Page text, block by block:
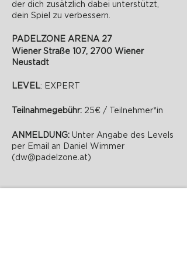
der dich zusätzlich dabei unterstützt,
dein Spiel zu verbessern.
PADELZONE ARENA 27
Wiener Straße 107, 2700 Wiener
Neustadt
LEVEL: EXPERT
Teilnahmegebühr: 25€ / Teilnehmer*in
ANMELDUNG: Unter Angabe des Levels
per Email an Daniel Wimmer
(dw@padelzone.at)